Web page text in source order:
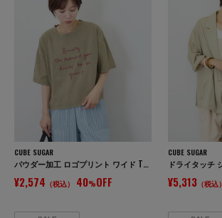
CUBE SUGAR
パウダー加工 ロゴプリント ワイド Tシャツ
¥2,574 （税込） 40%OFF
CUBE SUGAR
¥5,313（税込）